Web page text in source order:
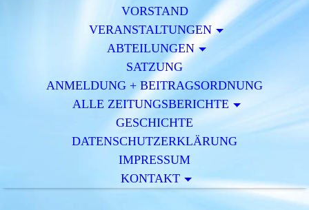
VORSTAND
VERAN­STALTUNGEN
ABTEILUNGEN
SATZUNG
ANMELDUNG + BEITRAGSORDNUNG
ALLE ZEITUNGSBERICHTE
GESCHICHTE
DATENSCHUTZERKLÄRUNG
IMPRESSUM
KONTAKT